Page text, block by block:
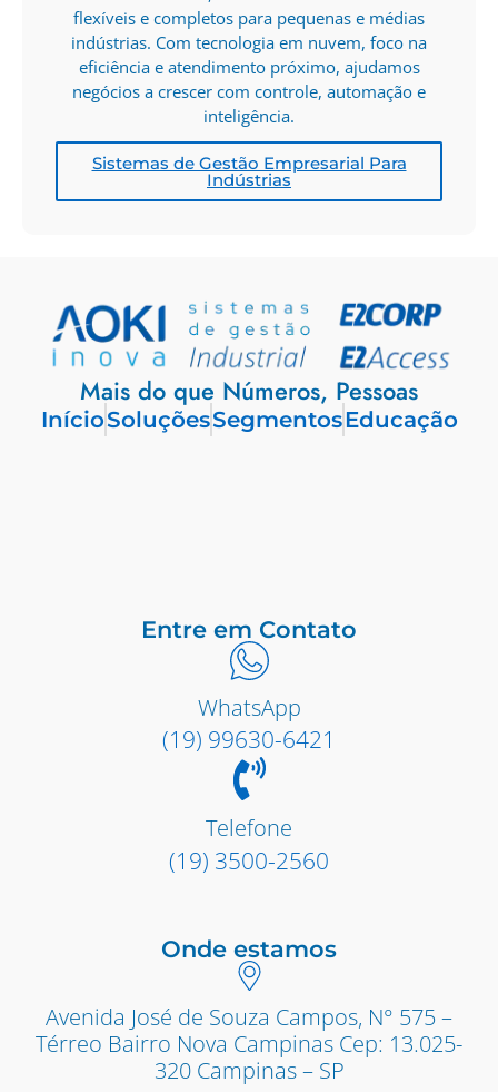
flexíveis e completos para pequenas e médias
indústrias. Com tecnologia em nuvem, foco na
eficiência e atendimento próximo, ajudamos
negócios a crescer com controle, automação e
inteligência.
Sistemas de Gestão Empresarial Para
Indústrias
Mais do que Números, Pessoas
InícioSoluçõesSegmentosEducação
Entre em Contato
WhatsApp
(19) 99630-6421
Telefone
(19) 3500-2560
Onde estamos
Avenida José de Souza Campos, N° 575 –
Térreo Bairro Nova Campinas Cep: 13.025-
320 Campinas – SP